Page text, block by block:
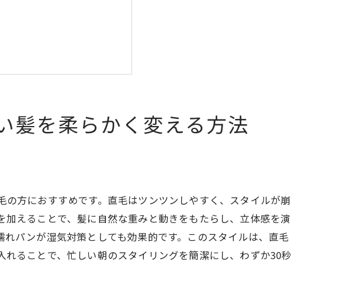
時短ヘアセット術
髪を柔らかく変える方法
方におすすめです。直毛はツンツンしやすく、スタイルが崩
えることで、髪に自然な重みと動きをもたらし、立体感を演
パンが湿気対策としても効果的です。このスタイルは、直毛
ることで、忙しい朝のスタイリングを簡潔にし、わずか30秒